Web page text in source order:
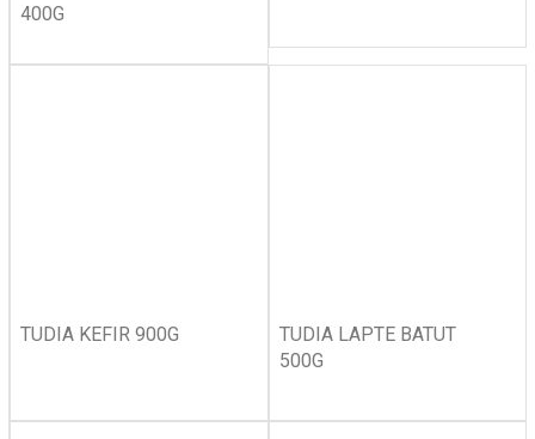
400G
TUDIA KEFIR 900G
TUDIA LAPTE BATUT
500G